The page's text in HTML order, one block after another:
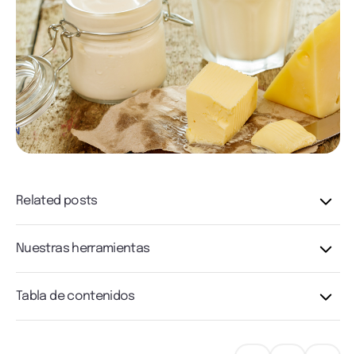
Related posts
Nuestras herramientas
Tabla de contenidos